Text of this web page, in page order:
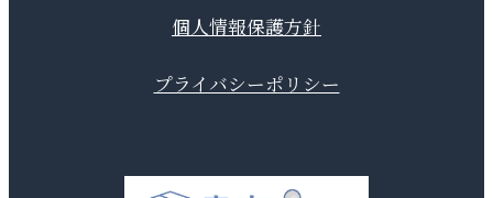
個人情報保護方針
プライバシーポリシー